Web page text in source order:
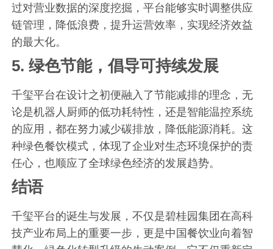
过对营业数据的深度挖掘，平台能够实时调整供应
链管理，降低浪费，提升运营效率，实现经济效益
的最大化。
5.绿色节能，倡导可持续发展
千玺平台在设计之初便融入了节能减排的理念，无
论是机器人厨师的低功耗特性，还是智能温控系统
的应用，都在努力减少碳排放，降低能源消耗。这
种绿色餐饮模式，体现了企业对生态环境保护的责
任心，也顺应了全球绿色经济的发展趋势。
结语
千玺平台的诞生与发展，不仅是碧桂园集团在高科
技产业布局上的重要一步，更是中国餐饮业向着智